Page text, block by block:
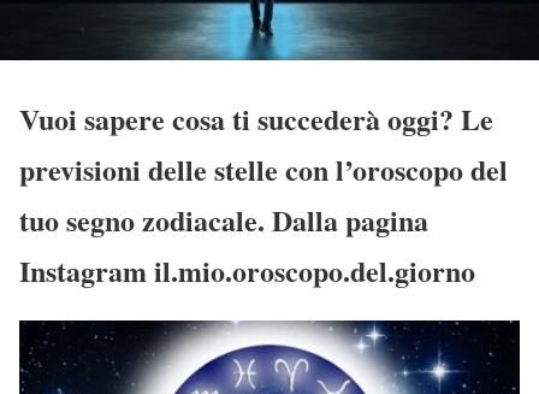
Vuoi sapere cosa ti succederà oggi? Le
previsioni delle stelle con l’oroscopo del
tuo segno zodiacale. Dalla pagina
Instagram il.mio.oroscopo.del.giorno